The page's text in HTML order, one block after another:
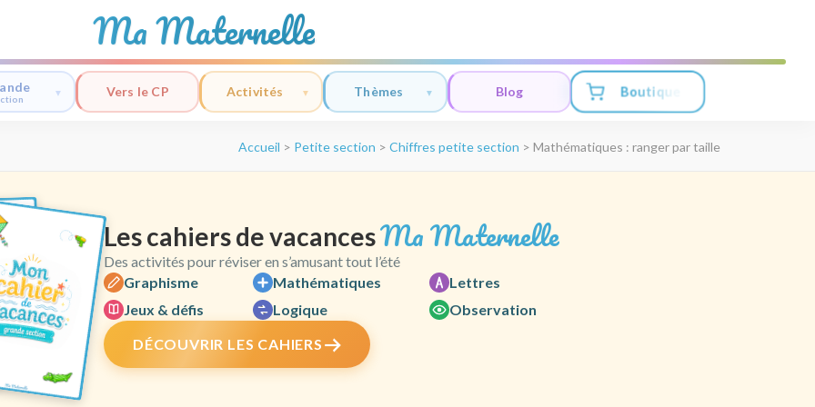
Ma Maternelle
Vers le CP Activités Thèmes Blog Boutique
Accueil > Petite section > Chiffres petite section > Mathématiques : ranger par taille
Les cahiers de vacancesMa Maternelle
Des activités pour réviser en s’amusant tout l’été
Graphisme
Mathématiques
Lettres
Jeux & défis
Logique
Observation
DÉCOUVRIR LES CAHIERS